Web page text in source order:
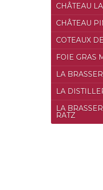
CHÂTEAU
CHÂTEAU
COTEAUX
FOIE GRAS
LA
LA
LA
RATZ